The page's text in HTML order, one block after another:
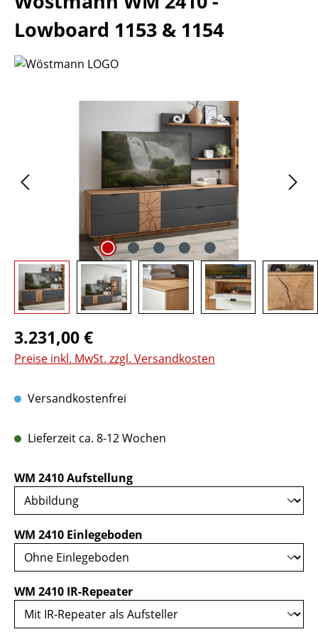
Lowboard 1153 & 1154
Regulärer Preis:
3.231,00 €
Preise inkl. MwSt. zzgl. Versandkosten
Versandkostenfrei
Lieferzeit ca. 8-12 Wochen
WM 2410 Aufstellungauswählen
WM 2410 Einlegeboden
WM 2410 IR-Repeaterauswählen